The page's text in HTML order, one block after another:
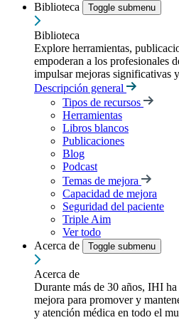
Biblioteca
Toggle submenu
Biblioteca
Explore herramientas,
empoderan a los profesionales
impulsar mejoras significativas
Descripción general
Tipos de recursos
Herramientas
Libros blancos
Publicaciones
Blog
Podcast
Temas de mejora
Capacidad de mejora
Seguridad del paciente
Triple Aim
Ver todo
Acerca de
Toggle submenu
Acerca de
Durante más de 30 años, IHI
mejora para promover y
y atención médica en todo el